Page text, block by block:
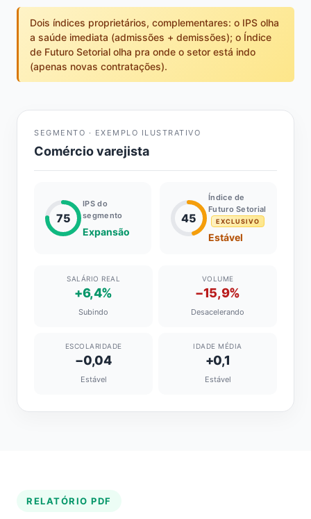
Dois índices proprietários, complementares: o IPS olha
a saúde imediata (admissões + demissões); o Índice
de Futuro Setorial olha pra onde o setor está indo
(apenas novas contratações).
SEGMENTO · EXEMPLO ILUSTRATIVO
Comércio varejista
75
IPS do
segmento
Expansão
45
Índice de
Futuro Setorial
EXCLUSIVO
Estável
SALÁRIO REAL
+6,4%
Subindo
VOLUME
−15,9%
Desacelerando
ESCOLARIDADE
−0,04
Estável
IDADE MÉDIA
+0,1
Estável
RELATÓRIO PDF